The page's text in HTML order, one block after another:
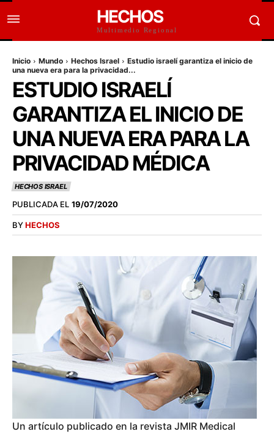
HECHOS
Multimedio Regional
Inicio Mundo Hechos Israel
Estudio israelí garantiza el inicio de
una nueva era para la privacidad...
ESTUDIO ISRAELÍ
GARANTIZA EL INICIO DE
UNA NUEVA ERA PARA LA
PRIVACIDAD MÉDICA
HECHOS ISRAEL
PUBLICADA EL 19/07/2020
BYHECHOS
Un artículo publicado en la revista JMIR Medical